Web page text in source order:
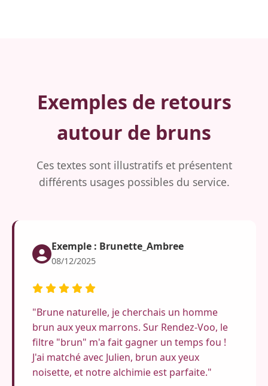
Exemples de retours
autour de bruns
Ces textes sont illustratifs et présentent
différents usages possibles du service.
Exemple : Brunette_Ambree
08/12/2025
"Brune naturelle, je cherchais un homme
brun aux yeux marrons. Sur Rendez-Voo, le
filtre "brun" m'a fait gagner un temps fou !
J'ai matché avec Julien, brun aux yeux
noisette, et notre alchimie est parfaite."